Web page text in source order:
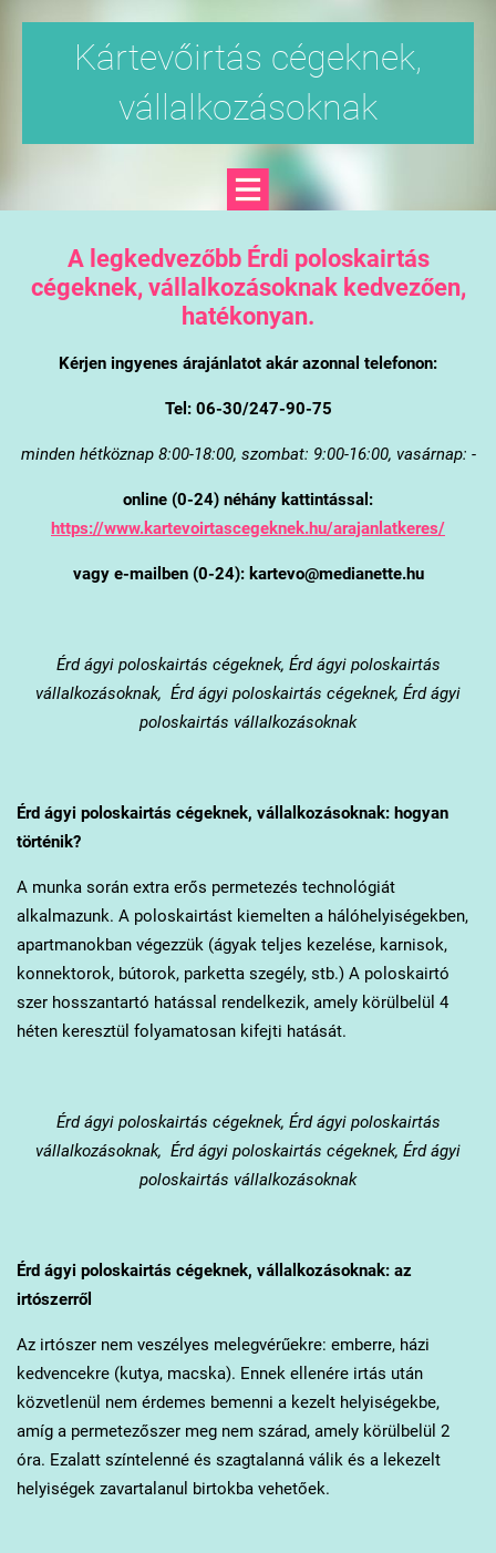
Kártevőirtás cégeknek,
vállalkozásoknak
A legkedvezőbb Érdi poloskairtás
cégeknek, vállalkozásoknak kedvezően,
hatékonyan.
Kérjen ingyenes árajánlatot akár azonnal telefonon:
Tel: 06-30/247-90-75
minden hétköznap 8:00-18:00, szombat: 9:00-16:00, vasárnap: -
online (0-24) néhány kattintással:
https://www.kartevoirtascegeknek.hu/arajanlatkeres/
vagy e-mailben (0-24): kartevo@medianette.hu
Érdágyi poloskairtás cégeknek, Érd ágyi poloskairtás
vállalkozásoknak, Érd ágyi poloskairtás cégeknek, Érd ágyi
poloskairtás vállalkozásoknak
Érdágyi poloskairtás cégeknek, vállalkozásoknak: hogyan
történik?
A munka során extra erős permetezés technológiát
alkalmazunk. A poloskairtást kiemelten a hálóhelyiségekben,
apartmanokban végezzük (ágyak teljes kezelése, karnisok,
konnektorok, bútorok, parketta szegély, stb.) A poloskairtó
szer hosszantartó hatással rendelkezik, amely körülbelül 4
héten keresztül folyamatosan kifejti hatását.
Érdágyi poloskairtás cégeknek, Érd ágyi poloskairtás
vállalkozásoknak, Érd ágyi poloskairtás cégeknek, Érd ágyi
poloskairtás vállalkozásoknak
Érdágyi poloskairtás cégeknek, vállalkozásoknak: az
irtószerről
Az irtószer nem veszélyes melegvérűekre: emberre, házi
kedvencekre (kutya, macska). Ennek ellenére irtás után
közvetlenül nem érdemes bemenni a kezelt helyiségekbe,
amíg a permetezőszer meg nem szárad, amely körülbelül 2
óra. Ezalatt színtelenné és szagtalanná válik és a lekezelt
helyiségek zavartalanul birtokba vehetőek.